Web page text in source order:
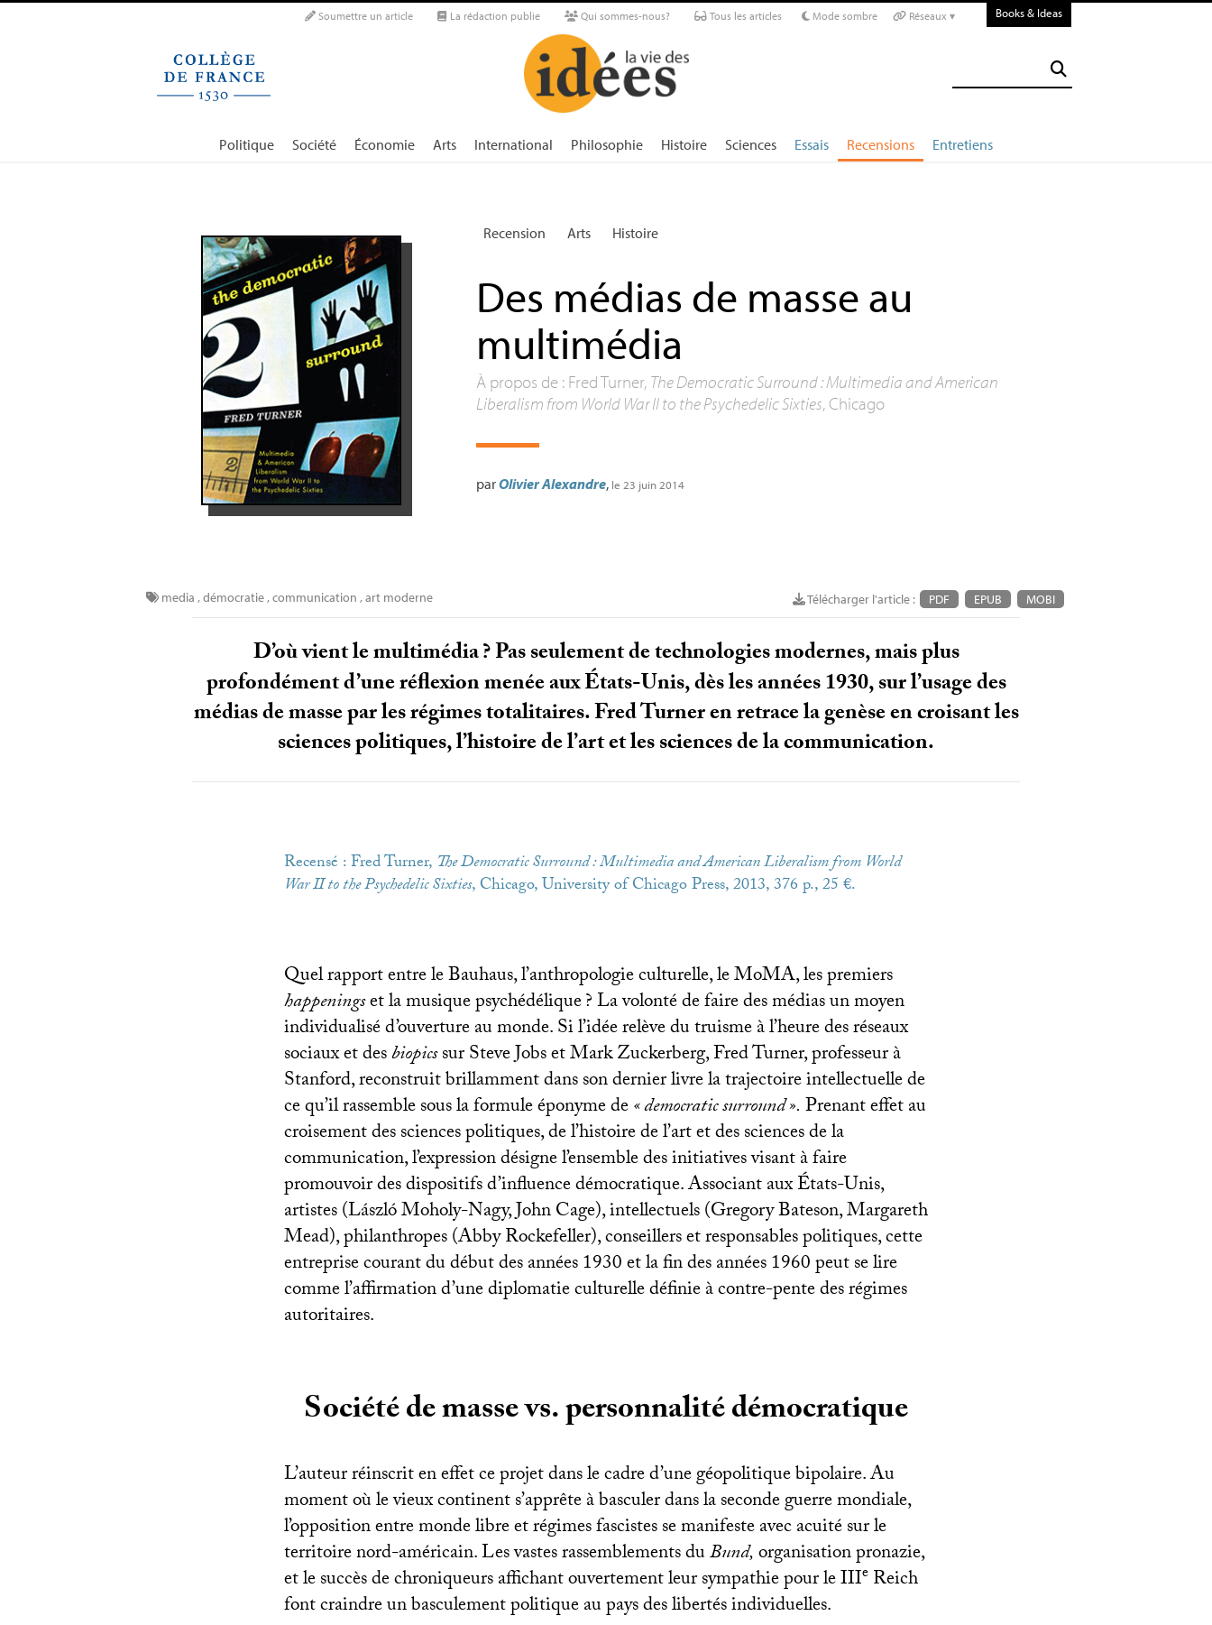
Soumettre un article La rédaction publie Qui sommes-nous? Tous les articles Mode sombre Réseaux ▾ Books & Ideas
Politique Société Économie Arts International Philosophie Histoire Sciences Essais Recensions Entretiens
Recension Arts Histoire
Des médias de masse au
multimédia
À propos de : Fred Turner, The Democratic Surround : Multimedia and American
Liberalism from World WarIIto the Psychedelic Sixties, Chicago
parOlivier Alexandre, le 23 juin 2014
Télécharger l'article : PDF EPUB MOBI
media ,démocratie,communication ,art moderne
D’où vient le multimédia? Pas seulement de technologies modernes, mais plus
profondément d’une réflexion menée aux États-Unis, dès les années 1930, sur l’usage des
médias de masse par les régimes totalitaires. Fred Turner en retrace la genèse en croisant les
sciences politiques, l’histoire de l’art et les sciences de la communication.
Recensé : Fred Turner, The Democratic Surround : Multimedia and American Liberalism from World
WarIIto the Psychedelic Sixties, Chicago, University of Chicago Press, 2013, 376 p., 25 €.
Quel rapport entre le Bauhaus, l’anthropologie culturelle, le MoMA, les premiers
happeningset la musique psychédélique? La volonté de faire des médias un moyen
individualisé d’ouverture au monde. Si l’idée relève du truisme à l’heure des réseaux
sociaux et desbiopicssur Steve Jobs et Mark Zuckerberg, Fred Turner, professeur à
Stanford, reconstruit brillamment dans son dernier livre la trajectoire intellectuelle de
ce qu’il rassemble sous la formule éponyme de«democratic surround».Prenant effet au
croisement des sciences politiques, de l’histoire de l’art et des sciences de la
communication, l’expression désigne l’ensemble des initiatives visant à faire
promouvoir des dispositifs d’influence démocratique. Associant aux États-Unis,
artistes (László Moholy-Nagy, John Cage), intellectuels (Gregory Bateson, Margareth
Mead), philanthropes (Abby Rockefeller), conseillers et responsables politiques, cette
entreprise courant du début des années 1930 et la fin des années 1960 peut se lire
comme l’affirmation d’une diplomatie culturelle définie à contre-pente des régimes
autoritaires.
Société de masse vs. personnalité démocratique
L’auteur réinscrit en effet ce projet dans le cadre d’une géopolitique bipolaire. Au
moment où le vieux continent s’apprête à basculer dans la seconde guerre mondiale,
l’opposition entre monde libre et régimes fascistes se manifeste avec acuité sur le
territoire nord-américain. Les vastes rassemblements duBund,organisation pronazie,
et le succès de chroniqueurs affichant ouvertement leur sympathie pour leIIIe Reich
font craindre un basculement politique au pays des libertés individuelles.